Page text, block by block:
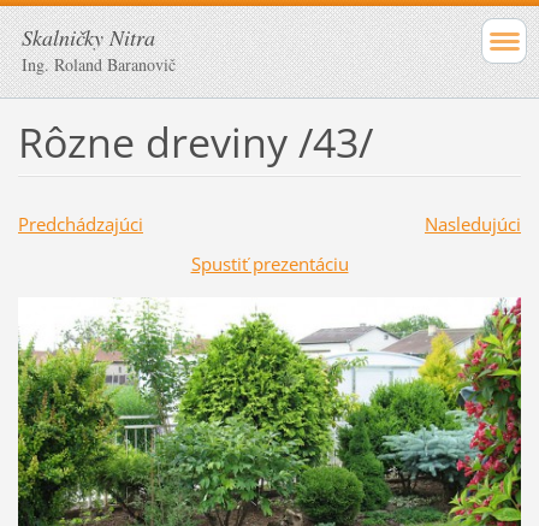
Skalničky Nitra
Ing. Roland Baranovič
Rôzne dreviny /43/
Predchádzajúci
Nasledujúci
Spustiť prezentáciu